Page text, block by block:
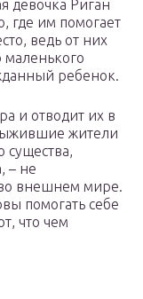
девочка Риган
где им помогает
ведь от них
маленького
ребенок.
и отводит их в
жители
существа,
– не
во внешнем мире.
помогать себе
что чем